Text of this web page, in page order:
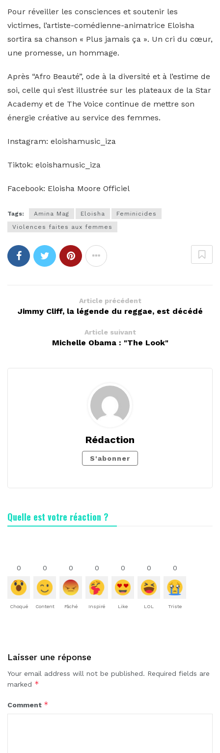
Pour réveiller les consciences et soutenir les
victimes, l’artiste-comédienne-animatrice Eloisha
sortira sa chanson « Plus jamais ça ». Un cri du cœur,
une promesse, un hommage.
Après “Afro Beauté”, ode à la diversité et à l’estime de
soi, celle qui s’est illustrée sur les plateaux de la Star
Academy et de The Voice continue de mettre son
énergie créative au service des femmes.
Instagram: eloishamusic_iza
Tiktok: eloishamusic_iza
Facebook: Eloisha Moore Officiel
Tags: Amina Mag Eloisha
Feminicides
Violences faites aux femmes
Article précédent
Jimmy Cliff, la légende du reggae, est décédé
Article suivant
Michelle Obama : "The Look"
Rédaction
S'abonner
Quelle est votre réaction ?
0
Choqué
0
Content
0
Fâché
0
Inspiré
0
Like
0
LOL
0
Triste
Laisser une réponse
Your email address will not be published. Required fields are
marked *
Comment *